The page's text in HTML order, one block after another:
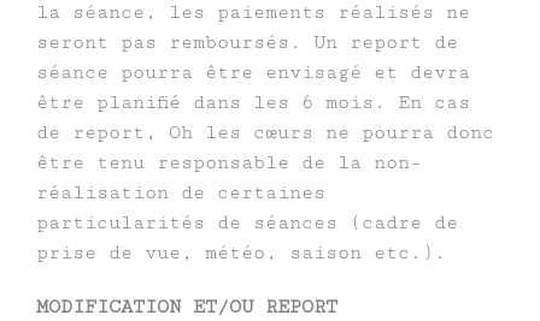
la séance, les paiements réalisés ne
seront pas remboursés. Un report de
séance pourra être envisagé et devra
être planifié dans les 6 mois. En cas
de report, Oh les cœurs ne pourra donc
être tenu responsable de la non-
réalisation de certaines
particularités de séances (cadre de
prise de vue, météo, saison etc.).
MODIFICATION ET/OU REPORT